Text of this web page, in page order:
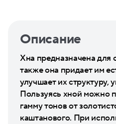
Описание
Хна предназначена для
также она придает им
улучшает их структуру,
Пользуясь хной можно
гамму тонов от
каштанового. При